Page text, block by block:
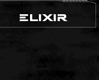
Elixir